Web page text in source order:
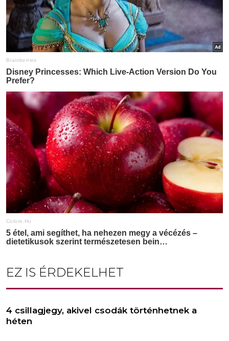
EZ IS ÉRDEKELHET
4 csillagjegy, akivel csodák történhetnek a
héten